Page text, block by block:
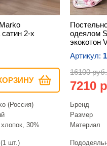
2-х
(Россия)
30%
шт.)
одеялом
экокотон
Артикул:
16100 руб.
7210
Бренд
Размер
Материал